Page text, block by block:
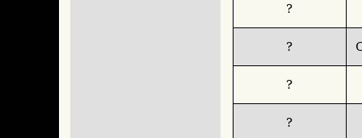
?
?
?
?